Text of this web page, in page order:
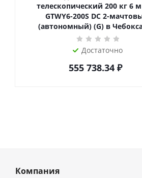
телескопический 200 кг 6 м TOR
GTWY6-200S DC 2-
(автономный) (G) в
Достаточно
555 738.34₽
Компания